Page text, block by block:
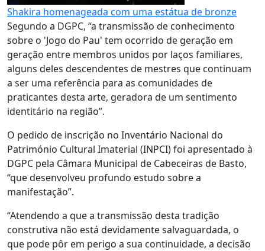
Shakira homenageada com uma estátua de bronze
Segundo a DGPC, “a transmissão de conhecimento
sobre o 'Jogo do Pau' tem ocorrido de geração em
geração entre membros unidos por laços familiares,
alguns deles descendentes de mestres que continuam
a ser uma referência para as comunidades de
praticantes desta arte, geradora de um sentimento
identitário na região”.
O pedido de inscrição no Inventário Nacional do
Património Cultural Imaterial (INPCI) foi apresentado à
DGPC pela Câmara Municipal de Cabeceiras de Basto,
“que desenvolveu profundo estudo sobre a
manifestação”.
“Atendendo a que a transmissão desta tradição
construtiva não está devidamente salvaguardada, o
que pode pôr em perigo a sua continuidade, a decisão